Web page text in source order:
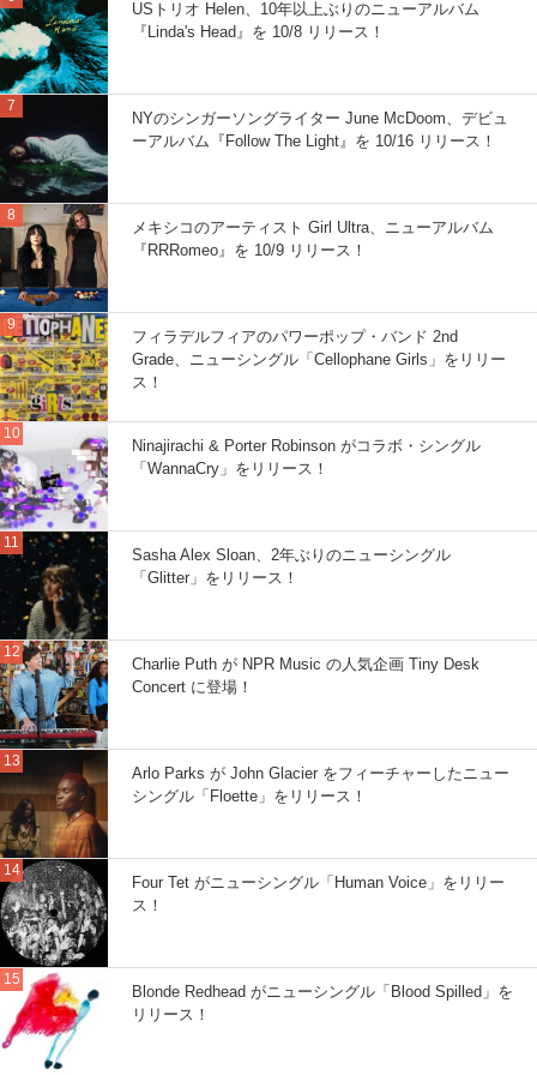
USトリオ Helen、10年以上ぶりのニューアルバム
『Linda's Head』を 10/8 リリース！
NYのシンガーソングライター June McDoom、デビュ
ーアルバム『Follow The Light』を 10/16 リリース！
メキシコのアーティスト Girl Ultra、ニューアルバム
『RRRomeo』を 10/9 リリース！
フィラデルフィアのパワーポップ・バンド 2nd
Grade、ニューシングル「Cellophane Girls」をリリー
ス！
Ninajirachi & Porter Robinson がコラボ・シングル
「WannaCry」をリリース！
Sasha Alex Sloan、2年ぶりのニューシングル
「Glitter」をリリース！
Charlie Puth が NPR Music の人気企画 Tiny Desk
Concert に登場！
Arlo Parks が John Glacier をフィーチャーしたニュー
シングル「Floette」をリリース！
Four Tet がニューシングル「Human Voice」をリリー
ス！
Blonde Redhead がニューシングル「Blood Spilled」を
リリース！